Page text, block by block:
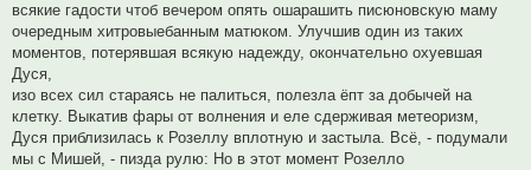
всякие гадости чтоб вечером опять ошарашить писюновскую маму
очередным хитровыебанным матюком. Улучшив один из таких
моментов, потерявшая всякую надежду, окончательно охуевшая
Дуся,
изо всех сил стараясь не палиться, полезла ёпт за добычей на
клетку. Выкатив фары от волнения и еле сдерживая метеоризм,
Дуся приблизилась к Розеллу вплотную и застыла. Всё, - подумали
мы с Мишей, - пизда рулю: Но в этот момент Розелло